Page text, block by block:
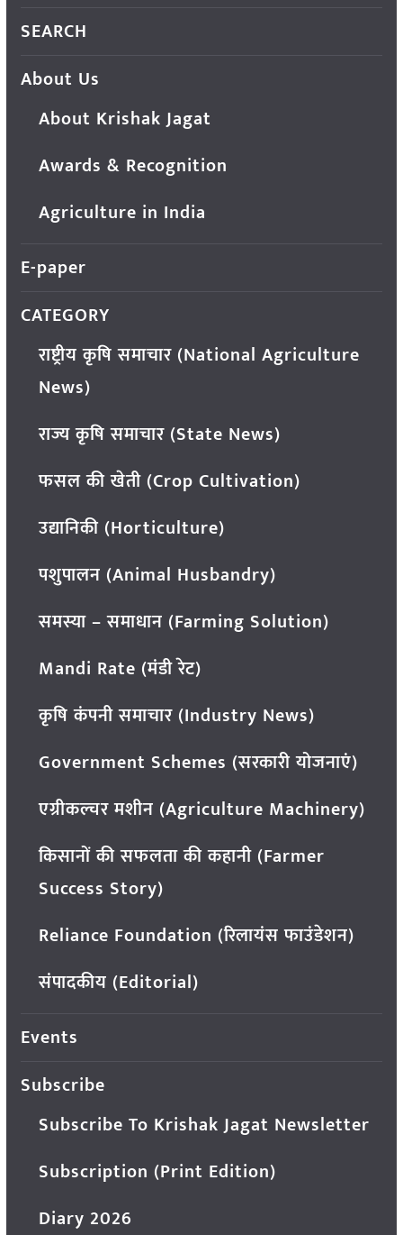
SEARCH
About Us
About Krishak Jagat
Awards & Recognition
Agriculture in India
E-paper
CATEGORY
राष्ट्रीय कृषि समाचार (National Agriculture
News)
राज्य कृषि समाचार (State News)
फसल की खेती (Crop Cultivation)
उद्यानिकी (Horticulture)
पशुपालन (Animal Husbandry)
समस्या – समाधान (Farming Solution)
Mandi Rate (मंडी रेट)
कृषि कंपनी समाचार (Industry News)
Government Schemes (सरकारी योजनाएं)
एग्रीकल्चर मशीन (Agriculture Machinery)
किसानों की सफलता की कहानी (Farmer
Success Story)
Reliance Foundation (रिलायंस फाउंडेशन)
संपादकीय (Editorial)
Events
Subscribe
Subscribe To Krishak Jagat Newsletter
Subscription (Print Edition)
Diary 2026